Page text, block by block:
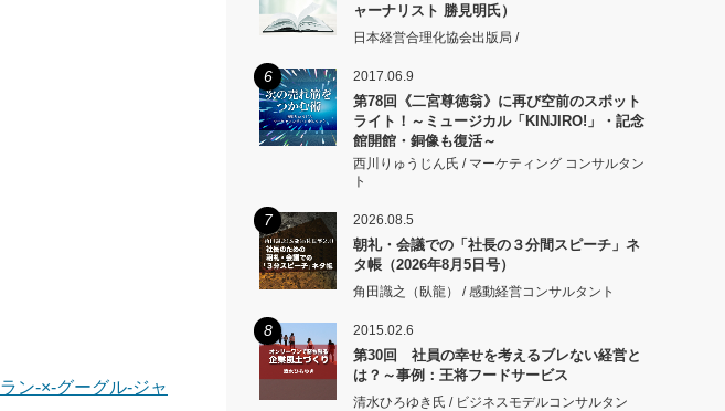
ン-×-グーグル-ジャ
ャーナリスト 勝見明氏）
日本経営合理化協会出版局 /
6 2017.06.9
第78回《二宮尊徳翁》に再び空前のスポット
ライト！～ミュージカル「KINJIRO!」・記念
館開館・銅像も復活～
西川りゅうじん氏 / マーケティング コンサルタン
ト
7 2026.08.5
朝礼・会議での「社長の３分間スピーチ」ネ
タ帳（2026年8月5日号）
角田識之（臥龍） / 感動経営コンサルタント
8 2015.02.6
第30回 社員の幸せを考えるブレない経営と
は？～事例：王将フードサービス
清水ひろゆき氏 / ビジネスモデルコンサルタン